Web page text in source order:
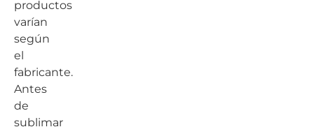
productos
varían
según
el
fabricante.
Antes
de
sublimar